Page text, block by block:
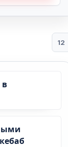
12
в